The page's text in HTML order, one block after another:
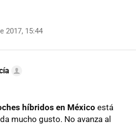
2017, 15:44
híbridos en México está
mucho gusto. No avanza al